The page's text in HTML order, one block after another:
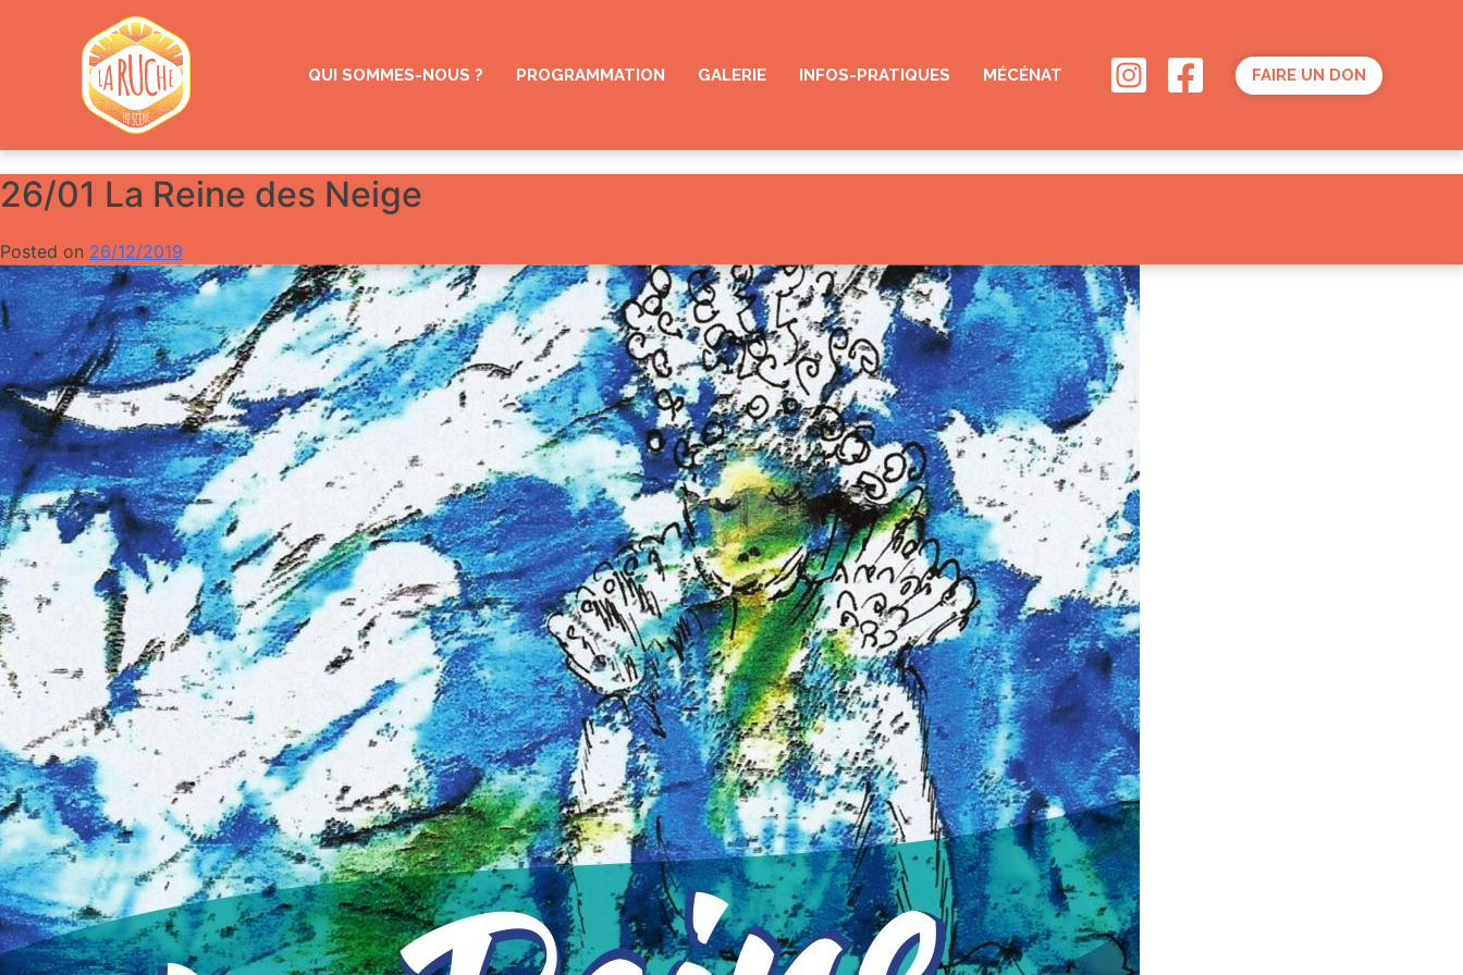
QUI SOMMES-NOUS ? PROGRAMMATION GALERIE INFOS-PRATIQUES MÉCÉNAT FAIRE UN DON
26/01 La Reine des Neige
Posted on 26/12/2019
Gazoline